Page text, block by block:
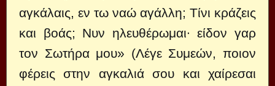
αγκάλαις, εν τω ναώ αγάλλη; Τίνι κράζεις
και βοάς; Νυν ηλευθέρωμαι∙ είδον γαρ
τον Σωτήρα μου» (Λέγε Συμεών, ποιον
φέρεις στην αγκαλιά σου και χαίρεσαι